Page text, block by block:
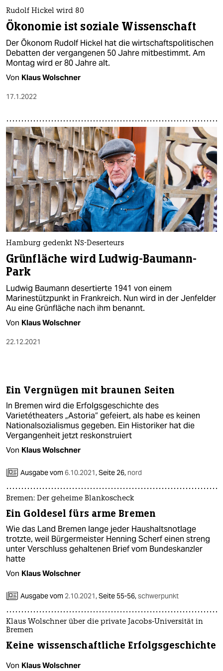
Rudolf Hickel wird 80
Ökonomie ist soziale Wissenschaft
Der Ökonom Rudolf Hickel hat die wirtschaftspolitischen
Debatten der vergangenen 50 Jahre mitbestimmt. Am
Montag wird er 80 Jahre alt.
Von Klaus Wolschner
17.1.2022
Hamburg gedenkt NS-Deserteurs
Grünfläche wird Ludwig-Baumann-
Park
Ludwig Baumann desertierte 1941 von einem
Marinestützpunkt in Frankreich. Nun wird in der Jenfelder
Au eine Grünfläche nach ihm benannt.
Von Klaus Wolschner
22.12.2021
Ein Vergnügen mit braunen Seiten
In Bremen wird die Erfolgsgeschichte des
Varietétheaters „Astoria“ gefeiert, als habe es keinen
Nationalsozialismus gegeben. Ein Historiker hat die
Vergangenheit jetzt reskonstruiert
Von Klaus Wolschner
Ausgabe vom6.10.2021,Seite 26, nord
Bremen: Der geheime Blankoscheck
Ein Goldesel fürs arme Bremen
Wie das Land Bremen lange jeder Haushaltsnotlage
trotzte, weil Bürgermeister Henning Scherf einen streng
unter Verschluss gehaltenen Brief vom Bundeskanzler
hatte
Von Klaus Wolschner
Ausgabe vom 2.10.2021,Seite 55-56,schwerpunkt
Klaus Wolschner über die private Jacobs-Universität in
Bremen
Keine wissenschaftliche Erfolgsgeschichte
Von Klaus Wolschner